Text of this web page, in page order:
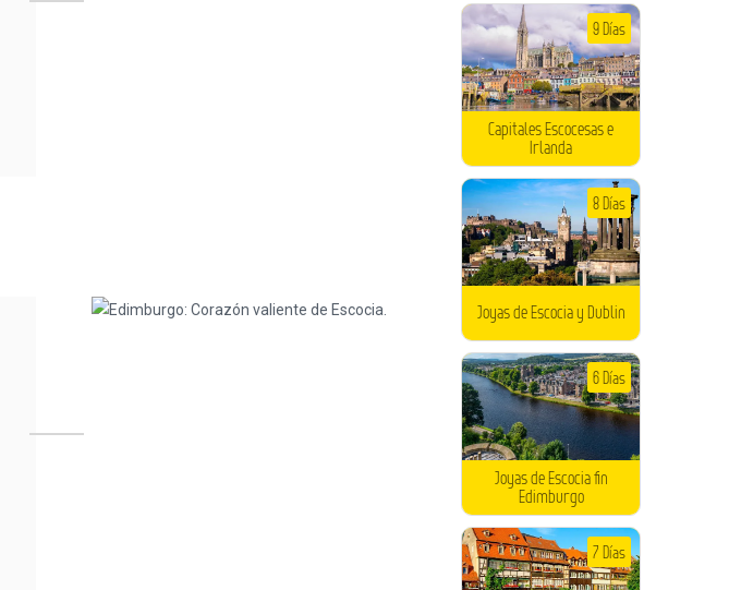
Capitales Escocesas e
Irlanda
9 Días
Joyas de Escocia y Dublin
8 Días
Joyas de Escocia fin
Edimburgo
6 Días
7 Días